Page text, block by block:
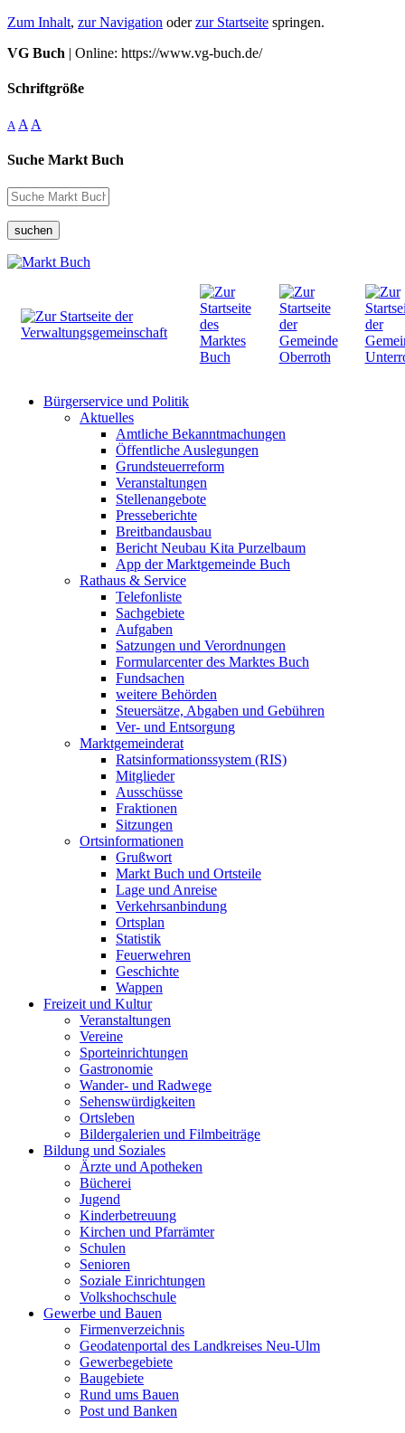
Zum Inhalt, zur Navigation oderzur Startseite springen.
VG Buch | Online: https://www.vg-buch.de/
Schriftgröße
A A A
Suche Markt Buch
suchen
Bürgerservice und Politik
Aktuelles
Amtliche Bekanntmachungen
Öffentliche Auslegungen
Grundsteuerreform
Veranstaltungen
Stellenangebote
Presseberichte
Breitbandausbau
Bericht Neubau Kita Purzelbaum
App der Marktgemeinde Buch
Rathaus & Service
Telefonliste
Sachgebiete
Aufgaben
Satzungen und Verordnungen
Formularcenter des Marktes Buch
Fundsachen
weitere Behörden
Steuersätze, Abgaben und Gebühren
Ver- und Entsorgung
Marktgemeinderat
Ratsinformationssystem (RIS)
Mitglieder
Ausschüsse
Fraktionen
Sitzungen
Ortsinformationen
Grußwort
Markt Buch und Ortsteile
Lage und Anreise
Verkehrsanbindung
Ortsplan
Statistik
Feuerwehren
Geschichte
Wappen
Freizeit und Kultur
Veranstaltungen
Vereine
Sporteinrichtungen
Gastronomie
Wander- und Radwege
Sehenswürdigkeiten
Ortsleben
Bildergalerien und Filmbeiträge
Bildung und Soziales
Ärzte und Apotheken
Bücherei
Jugend
Kinderbetreuung
Kirchen und Pfarrämter
Schulen
Senioren
Soziale Einrichtungen
Volkshochschule
Gewerbe und Bauen
Firmenverzeichnis
Geodatenportal des Landkreises Neu-Ulm
Gewerbegebiete
Baugebiete
Rund ums Bauen
Post und Banken